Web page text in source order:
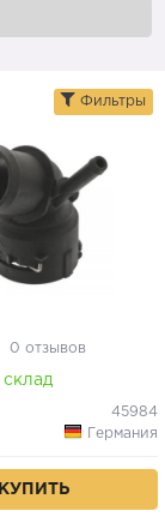
Фильтры
0 отзывов
склад
45984
Германия
КУПИТЬ